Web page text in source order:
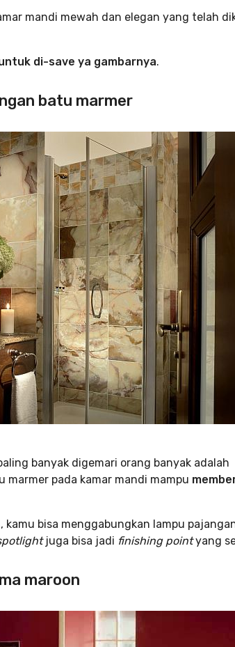
mandi mewah dan elegan yang telah
di-save ya gambarnya.
batu marmer
banyak digemari orang banyak adalah
pada kamar mandi mampu
bisa menggabungkan lampu
juga bisa jadi finishing pointyang
maroon